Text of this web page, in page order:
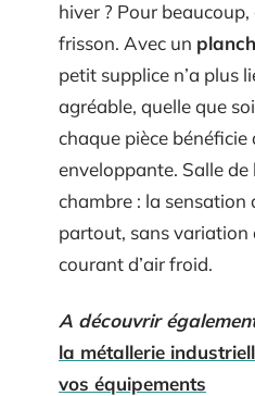
hiver ? Pour beaucoup,
frisson. Avec un
petit supplice n’a plus
agréable, quelle que
chaque pièce bénéficie
enveloppante. Salle de
chambre : la sensation
partout, sans variation
courant d’air froid.
A découvrir
la métallerie
vos équipements